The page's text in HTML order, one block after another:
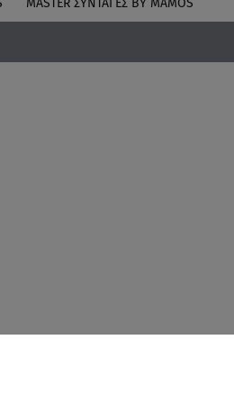
MASTER ΣΥΝΤΑΓΈΣ BY MAMOS